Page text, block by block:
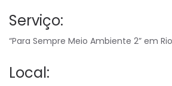
Serviço:
“Para Sempre Meio Ambiente 2” em
Local: